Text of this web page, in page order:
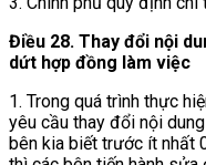
Điều 28. Thay đổi nội
dứt hợp đồng làm việc
1. Trong quá trình thực
yêu cầu thay đổi nội
bên kia biết trước ít nhất